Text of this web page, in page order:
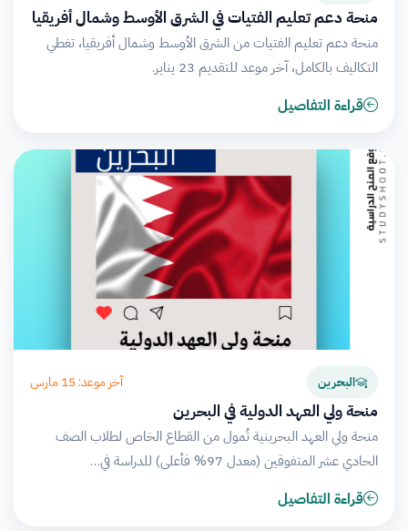
منحة دعم تعليم الفتيات في الشرق الأوسط وشمال أفريقيا
منحة دعم تعليم الفتيات من الشرق الأوسط وشمال أفريقيا، تغطي
التكاليف بالكامل، آخر موعد للتقديم 23 يناير.
قراءة التفاصيل
البحرين آخر موعد: 15 مارس
منحة ولي العهد الدولية في البحرين
منحة ولي العهد البحرينية تُمول من القطاع الخاص لطلاب الصف
الحادي عشر المتفوقين (معدل 97% فأعلى) للدراسة في…
قراءة التفاصيل